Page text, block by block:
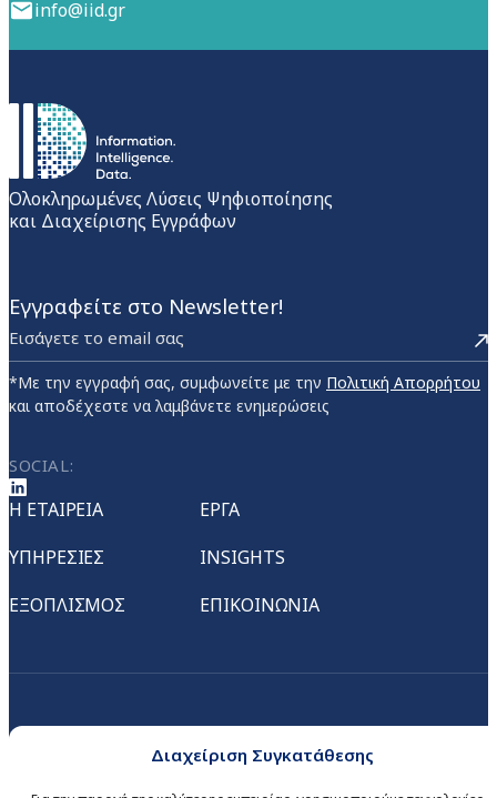
Διαχείριση Συγκατάθεσης
info@iid.gr
Ολοκληρωμένες Λύσεις Ψηφιοποίησης
και Διαχείρισης Εγγράφων
Εγγραφείτε στο Newsletter!
Η ΕΤΑΙΡΕΙΑ
ΕΡΓΑ
ΥΠΗΡΕΣΙΕΣ
INSIGHTS
ΕΞΟΠΛΙΣΜΟΣ
ΕΠΙΚΟΙΝΩΝΙΑ
*Με την εγγραφή σας, συμφωνείτε με την Πολιτική Απορρήτου
και αποδέχεστε να λαμβάνετε ενημερώσεις
SOCIAL: